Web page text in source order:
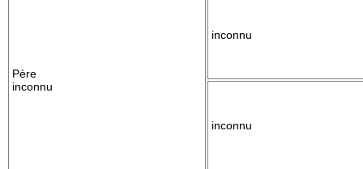
Père
inconnu
inconnu
inconnu